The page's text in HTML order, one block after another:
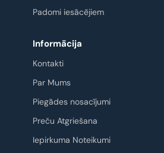
Padomi iesācējiem
Informācija
Kontakti
Par Mums
Piegādes nosacījumi
Preču Atgriešana
Iepirkuma Noteikumi